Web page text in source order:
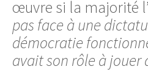
œuvre si la majorité
pas face à une
démocratie
avait son rôle à jouer